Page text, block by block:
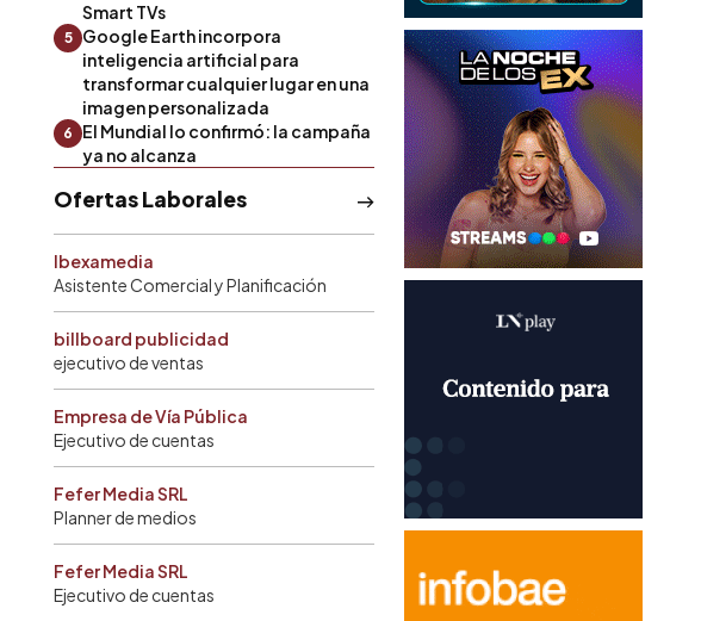
Smart TVs
5
Google Earth incorpora
inteligencia artificial para
transformar cualquier lugar en una
imagen personalizada
6
El Mundial lo confirmó: la campaña
ya no alcanza
Ofertas Laborales
Ibexamedia
Asistente Comercial y Planificación
billboard publicidad
ejecutivo de ventas
Empresa de Vía Pública
Ejecutivo de cuentas
Fefer Media SRL
Planner de medios
Fefer Media SRL
Ejecutivo de cuentas